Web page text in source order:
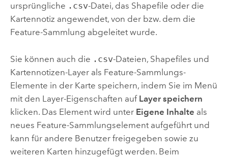
ursprüngliche .csv-Datei, das Shapefile oder die
Kartennotiz angewendet, von der bzw. dem die
Feature-Sammlung abgeleitet wurde.
Sie können auch die .csv-Dateien, Shapefiles und
Kartennotizen-Layer als Feature-Sammlungs-
Elemente in der Karte speichern, indem Sie im Menü
mit den Layer-Eigenschaften auf Layer speichern
klicken. Das Element wird unter Eigene Inhalte als
neues Feature-Sammlungselement aufgeführt und
kann für andere Benutzer freigegeben sowie zu
weiteren Karten hinzugefügt werden. Beim